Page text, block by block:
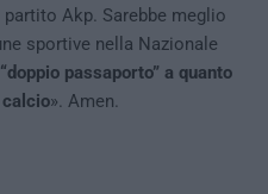
Akp. Sarebbe meglio
sportive nella Nazionale
passaporto” a quanto
calcio». Amen.